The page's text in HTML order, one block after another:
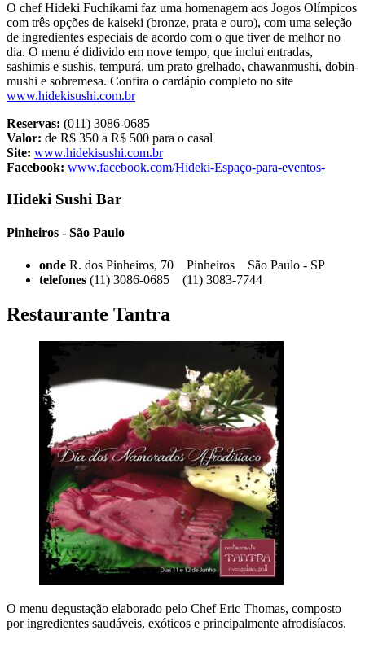
O chef Hideki Fuchikami faz uma homenagem aos Jogos Olímpicos
com três opções de kaiseki (bronze, prata e ouro), com uma seleção
de ingredientes especiais de acordo com o que tiver de melhor no
dia. O menu é didivido em nove tempo, que inclui entradas,
sashimis e sushis, tempurá, um prato grelhado, chawanmushi, dobin-
mushi e sobremesa. Confira o cardápio completo no site
www.hidekisushi.com.br
Reservas: (011) 3086-0685
Valor: de R$ 350 a R$ 500 para o casal
Site: www.hidekisushi.com.br
Facebook: www.facebook.com/Hideki-Espaço-para-eventos-
Hideki Sushi Bar
Pinheiros - São Paulo
onde R. dos Pinheiros, 70 Pinheiros São Paulo - SP
telefones (11) 3086-0685 (11) 3083-7744
Restaurante Tantra
O menu degustação elaborado pelo Chef Eric Thomas, composto
por ingredientes saudáveis, exóticos e principalmente afrodisíacos.